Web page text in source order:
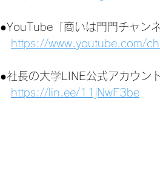
●YouTube「商いは門門チャン
https://www.youtube.com/
●社長の大学LINE公式アカウン
https://lin.ee/11jNwF3be